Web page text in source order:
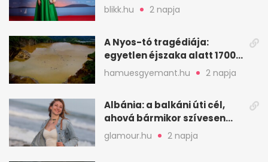
ismered a filmszerepeit?
blikk.hu 2 napja
A Nyos-tó tragédiája:
egyetlen éjszaka alatt 1700
ember halt meg
hamuesgyemant.hu 2 napja
Albánia: a balkáni úti cél,
ahová bármikor szívesen
visszamennék
glamour.hu 2 napja